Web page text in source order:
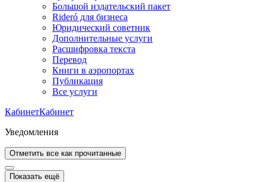
Большой издательский пакет
Rideró для бизнеса
Юридический советник
Дополнительные услуги
Расшифровка текста
Перевод
Книги в аэропортах
Публикация
Все услуги
КабинетКабинет
Уведомления
Отметить все как прочитанные
Показать ещё